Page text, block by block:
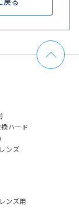
ハード
ンズ
ンズ用